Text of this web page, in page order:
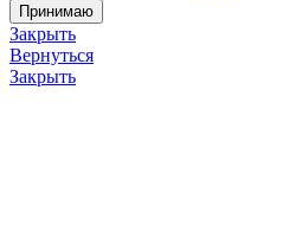
Принимаю
Закрыть
Вернуться
Закрыть